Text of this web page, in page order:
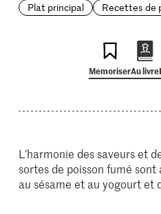
Plat principal
Recettes de
MemoriserAu livre
L’harmonie des saveurs et
sortes de poisson fumé sont
au sésame et au yogourt et